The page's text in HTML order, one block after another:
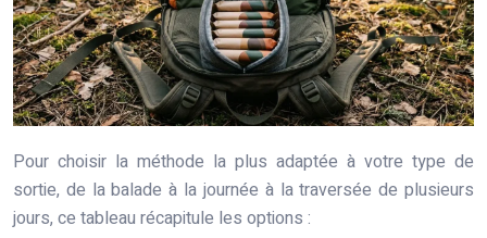
Pour choisir la méthode la plus adaptée à votre type de
sortie, de la balade à la journée à la traversée de plusieurs
jours, ce tableau récapitule les options :